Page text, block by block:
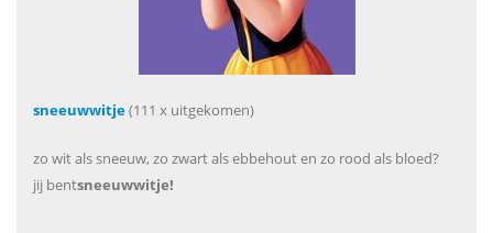
sneeuwwitje(111 x uitgekomen)
zo wit als sneeuw, zo zwart als ebbehout en zo rood als bloed?
jij bentsneeuwwitje!